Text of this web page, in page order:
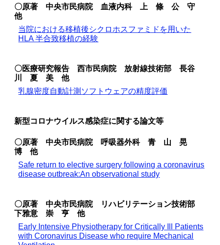
〇原著 中央市民病院 血液内科 上 條 公 守
他
当院における移植後シクロホスファミドを用いた
HLA 半合致移植の経験
〇医療研究報告 西市民病院 放射線技術部 長谷
川 夏 美 他
乳腺密度自動計測ソフトウェアの精度評価
新型コロナウイルス感染症に関する論文等
〇原著 中央市民病院 呼吸器外科 青 山 晃
博 他
Safe return to elective surgery following a coronavirus
disease outbreak:An observational study
〇原著 中央市民病院 リハビリテーション技術部
下雅意 崇 亨 他
Early Intensive Physiotherapy for Critically Ill Patients
with Coronavirus Disease who require Mechanical